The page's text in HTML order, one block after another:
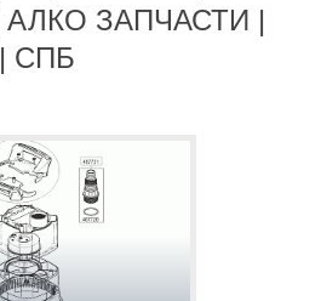
| АЛКО ЗАПЧАСТИ |
СПБ